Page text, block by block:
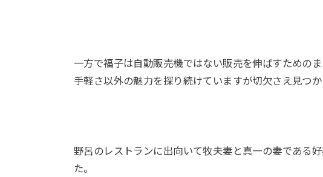
一方で福子は自動販売機ではない販売を伸ばすための
手軽さ以外の魅力を探り続けていますが切欠さえ見つか
野呂のレストランに出向いて牧夫妻と真一の妻である
た。